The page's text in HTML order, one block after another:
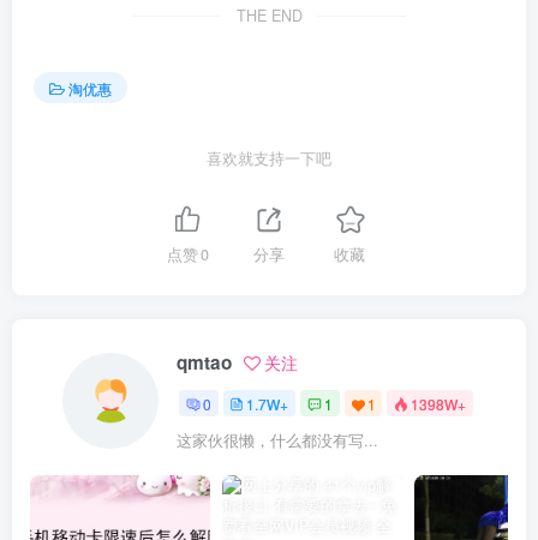
THE END
淘优惠
喜欢就支持一下吧
点赞0 分享 收藏
qmtao 关注
0 1.7W+ 1 1 1398W+
这家伙很懒，什么都没有写...